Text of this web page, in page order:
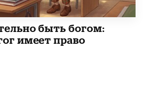
быть богом:
имеет право